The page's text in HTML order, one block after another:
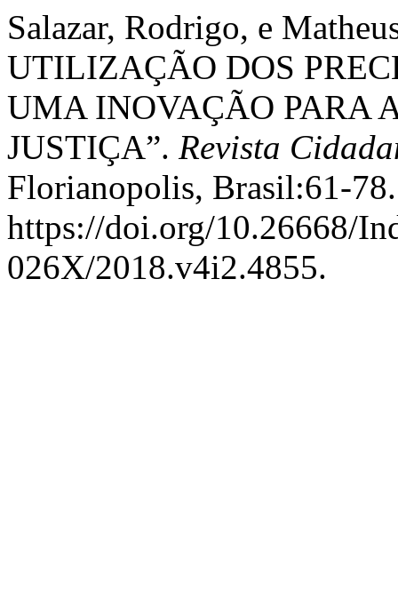
Salazar, Rodrigo, e
UTILIZAÇÃO DOS
UMA INOVAÇÃO PARA
JUSTIÇA”. Revista
Florianopolis, Brasil:61-78.
https://doi.org/10.26668/
026X/2018.v4i2.4855.